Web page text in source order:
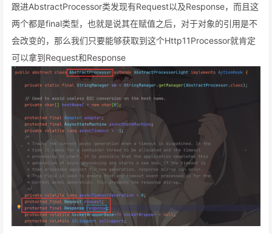
跟进AbstractProcessor类发现有Request以及Response，而且这
两个都是final类型，也就是说其在赋值之后，对于对象的引用是不
会改变的，那么我们只要能够获取到这个Http11Processor就肯定
可以拿到Request和Response